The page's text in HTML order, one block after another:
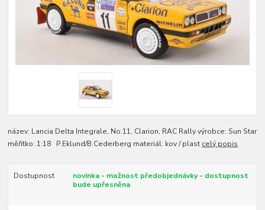
název: Lancia Delta Integrale, No.11, Clarion, RAC Rally výrobce: Sun Star
měřítko: 1:18 P.Eklund/B.Cederberg materiál: kov / plast celý popis
Dostupnost
novinka - možnost předobjednávky - dostupnost
bude upřesněna